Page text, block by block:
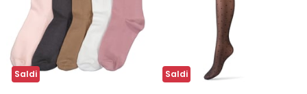
Saldi Saldi